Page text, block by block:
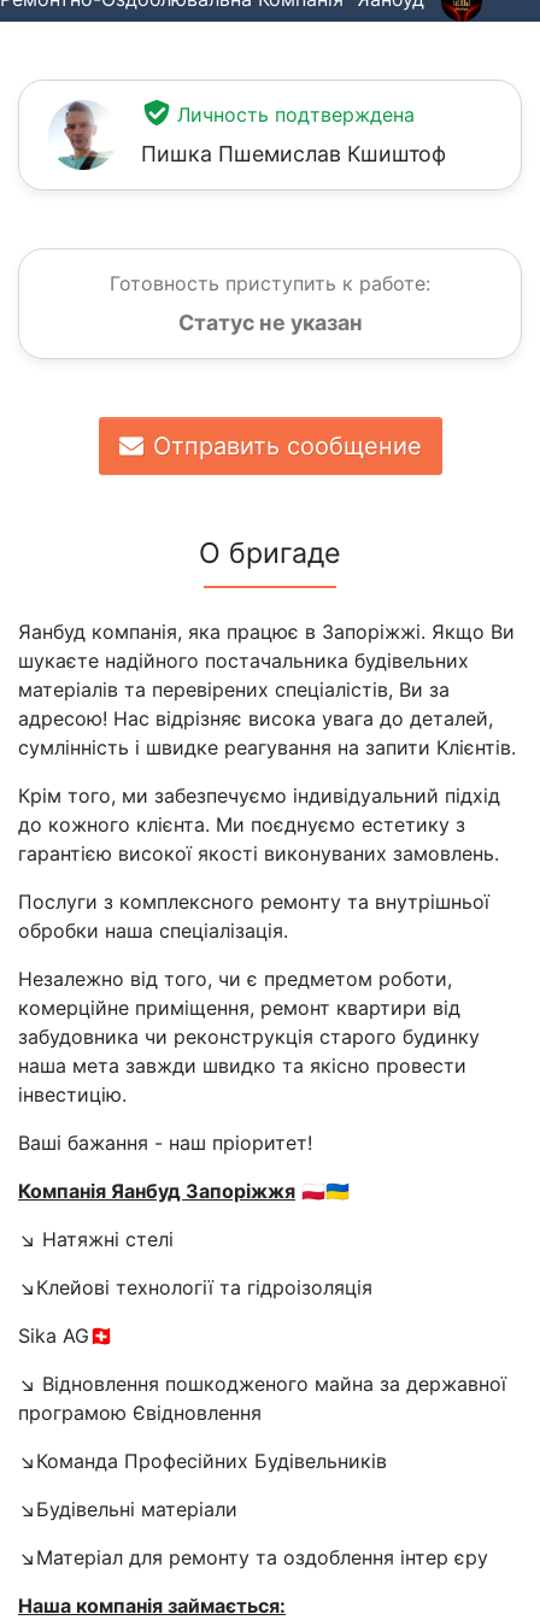
Личность подтверждена
Пишка Пшемислав Кшиштоф
Готовность приступить к работе:
Статус не указан
Отправить сообщение
О бригаде
Яанбуд компанія, яка працює в Запоріжжі. Якщо Ви
шукаєте надійного постачальника будівельних
матеріалів та перевірених спеціалістів, Ви за
адресою! Нас відрізняє висока увага до деталей,
сумлінність і швидке реагування на запити Клієнтів.
Крім того, ми забезпечуємо індивідуальний підхід
до кожного клієнта. Ми поєднуємо естетику з
гарантією високої якості виконуваних замовлень.
Послуги з комплексного ремонту та внутрішньої
обробки наша спеціалізація.
Незалежно від того, чи є предметом роботи,
комерційне приміщення, ремонт квартири від
забудовника чи реконструкція старого будинку
наша мета завжди швидко та якісно провести
інвестицію.
Ваші бажання - наш пріоритет!
Компанія Яанбуд Запоріжжя 🇵🇱🇺🇦
↘️ Натяжні стелі
↘️Клейові технології та гідроізоляція
Sika AG🇨🇭
↘️ Відновлення пошкодженого майна за державної
програмою Євідновлення
↘️Команда Професійних Будівельників
↘️Будівельні матеріали
↘️Матеріал для ремонту та оздоблення інтер єру
Наша компанія займається: